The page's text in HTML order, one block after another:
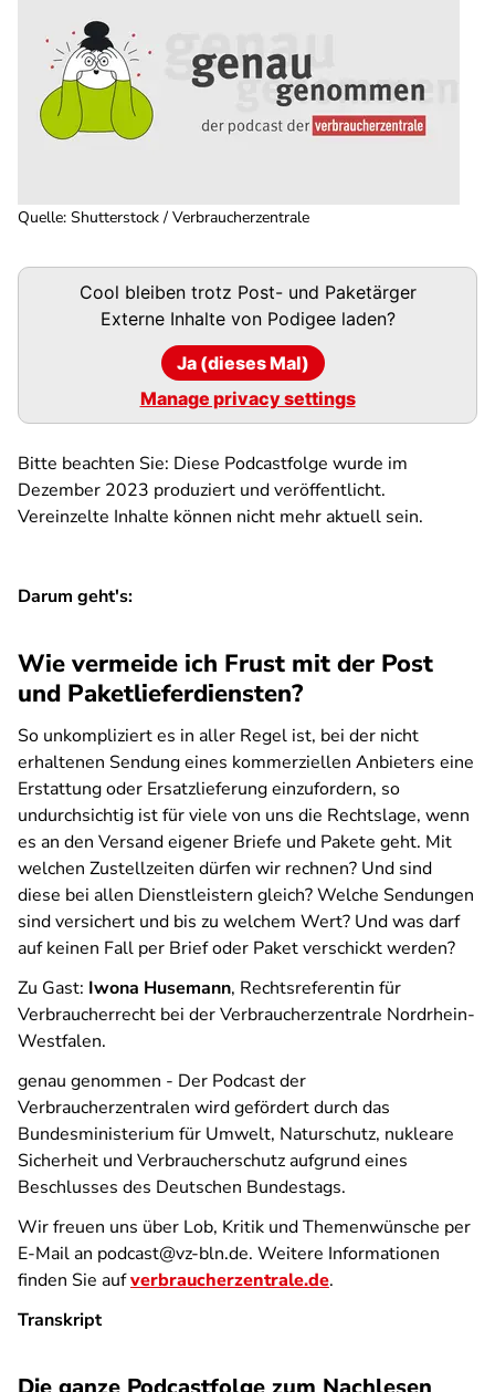
Quelle: Shutterstock / Verbraucherzentrale
Podigee-Cool bleiben trotz Post- und Paketärger
Externe Inhalte von Podigeeladen?
Ja (dieses Mal)
Manage privacy settings
Bitte beachten Sie: Diese Podcastfolge wurde im
Dezember 2023 produziert und veröffentlicht.
Vereinzelte Inhalte können nicht mehr aktuell sein.
Darum geht's:
Wie vermeide ich Frust mit der Post
und Paketlieferdiensten?
So unkompliziert es in aller Regel ist, bei der nicht
erhaltenen Sendung eines kommerziellen Anbieters eine
Erstattung oder Ersatzlieferung einzufordern, so
undurchsichtig ist für viele von uns die Rechtslage, wenn
es an den Versand eigener Briefe und Pakete geht. Mit
welchen Zustellzeiten dürfen wir rechnen? Und sind
diese bei allen Dienstleistern gleich? Welche Sendungen
sind versichert und bis zu welchem Wert? Und was darf
auf keinen Fall per Brief oder Paket verschickt werden?
Zu Gast: Iwona Husemann, Rechtsreferentin für
Verbraucherrecht bei der Verbraucherzentrale Nordrhein-
Westfalen.
genau genommen - Der Podcast der
Verbraucherzentralen wird gefördert durch das
Bundesministerium für Umwelt, Naturschutz, nukleare
Sicherheit und Verbraucherschutz aufgrund eines
Beschlusses des Deutschen Bundestags.
Wir freuen uns über Lob, Kritik und Themenwünsche per
E-Mail an podcast@vz-bln.de. Weitere Informationen
finden Sie aufverbraucherzentrale.de.
Transkript